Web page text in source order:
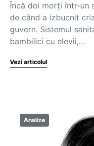
Încă doi morți într-un
de când a izbucnit
guvern. Sistemul
bambilici cu elevii,…
Vezi articolul
Analize